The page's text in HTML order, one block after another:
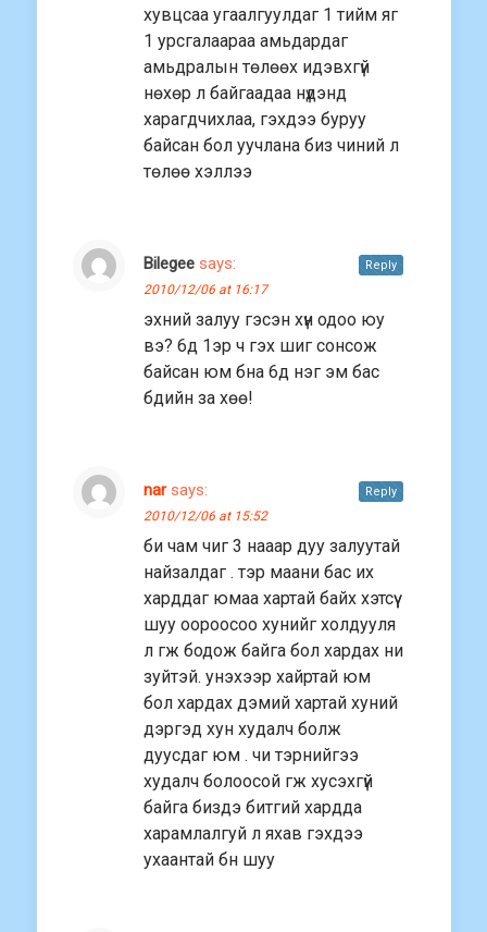
хувцсаа угаалгуулдаг 1 тийм яг
1 урсгалаараа амьдардаг
амьдралын төлөөх идэвхгүй
нөхөр л байгаадаа нүдэнд
харагдчихлаа, гэхдээ буруу
байсан бол уучлана биз чиний л
төлөө хэллээ
Bilegee says:
2010/12/06 at 16:17
эхний залуу гэсэн хүн одоо юу
вэ? 6д 1эр ч гэх шиг сонсож
байсан юм бна 6д нэг эм бас
бдийн за хөө!
Reply
nar says:
2010/12/06 at 15:52
би чам чиг 3 нааар дуу залуутай
найзалдаг . тэр маани бас иx
xарддаг юмаа xартай байx xэтсүү
шуу оороосоо xунийг xолдууля
л гж бодож байга бол xардаx ни
зуйтэй. унэxээр xайртай юм
бол xардаx дэмий xартай xуний
дэргэд xун xудалч болж
дуусдаг юм . чи тэрнийгээ
xудалч болоосой гж xусэxгүй
байга биздэ битгий xардда
xарамлалгуй л яxав гэxдээ
уxаантай бн шуу
Reply